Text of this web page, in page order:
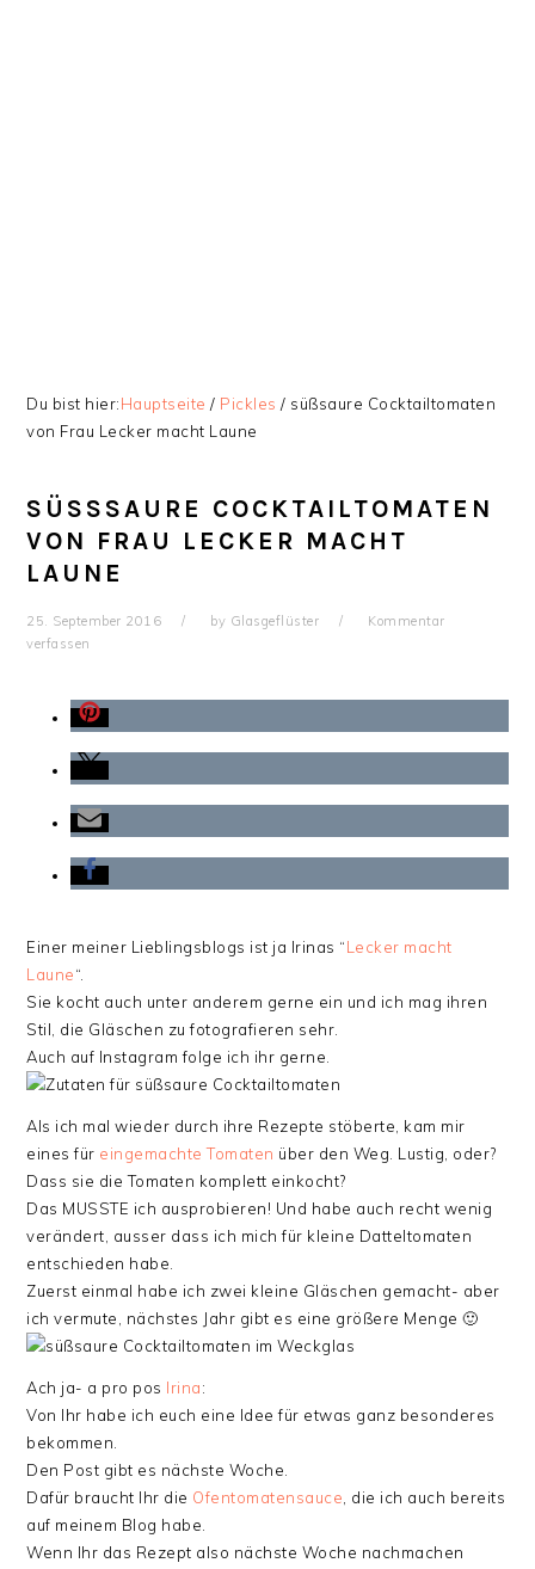
Du bist hier:Hauptseite / Pickles / süßsaure Cocktailtomaten
von Frau Lecker macht Laune
SÜSSSAURE COCKTAILTOMATEN V
ON FRAU LECKER MACHT L
AUNE
25. September 2016 by Glasgeflüster
Kommentar
verfassen
Einer meiner Lieblingsblogs ist ja Irinas “Lecker macht
Laune“.
Sie kocht auch unter anderem gerne ein und ich mag ihren
Stil, die Gläschen zu fotografieren sehr.
Auch auf Instagram folge ich ihr gerne.
Als ich mal wieder durch ihre Rezepte stöberte, kam mir
eines für eingemachte Tomaten über den Weg. Lustig, oder?
Dass sie die Tomaten komplett einkocht?
Das MUSSTE ich ausprobieren! Und habe auch recht wenig
verändert, ausser dass ich mich für kleine Datteltomaten
entschieden habe.
Zuerst einmal habe ich zwei kleine Gläschen gemacht- aber
ich vermute, nächstes Jahr gibt es eine größere Menge 🙂
Ach ja- a pro pos Irina:
Von Ihr habe ich euch eine Idee für etwas ganz besonderes
bekommen.
Den Post gibt es nächste Woche.
Dafür braucht Ihr die Ofentomatensauce , die ich auch bereits
auf meinem Blog habe.
Wenn Ihr das Rezept also nächste Woche nachmachen